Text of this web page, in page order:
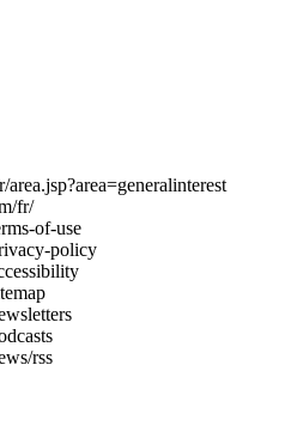
fr/
of-use
policy
rss